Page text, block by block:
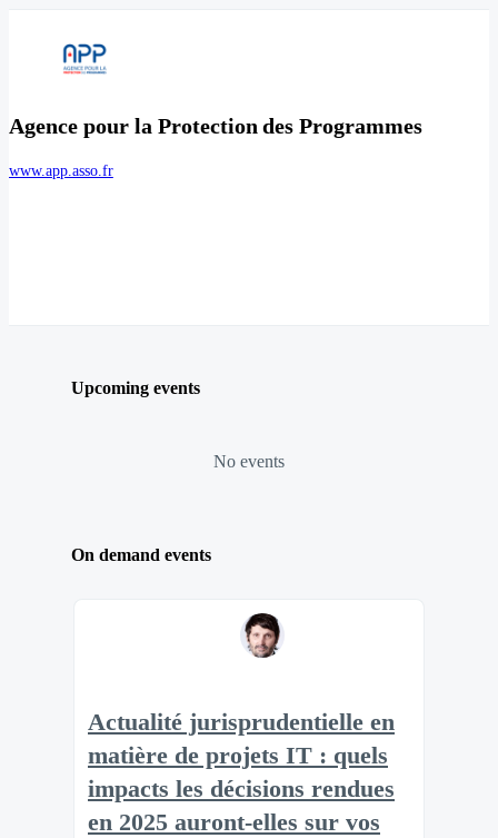
Agence pour la Protection des Programmes
www.app.asso.fr
Upcoming events
No events
On demand events
Actualité jurisprudentielle en
matière de projets IT : quels
impacts les décisions rendues
en 2025 auront-elles sur vos